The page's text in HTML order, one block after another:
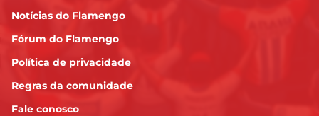
Notícias do Flamengo
Fórum do Flamengo
Política de privacidade
Regras da comunidade
Fale conosco